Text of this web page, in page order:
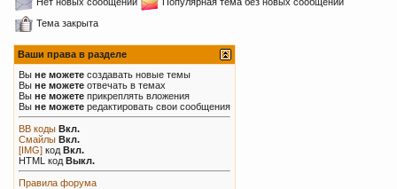
Тема закрыта
Ваши права в разделе
Вы не можете создавать новые темы
Вы не можете отвечать в темах
Вы не можете прикреплять вложения
Вы не можете редактировать свои сообщения
BB коды Вкл.
Смайлы Вкл.
[IMG] код Вкл.
HTML код Выкл.
Правила форума